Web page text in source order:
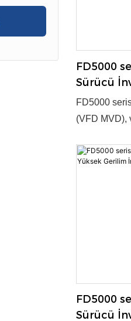
FD5000
Sürücü
FGI
FD5000
(VFD MVD),
teknoloji ve
Evet ●
FD5000
Sürücü